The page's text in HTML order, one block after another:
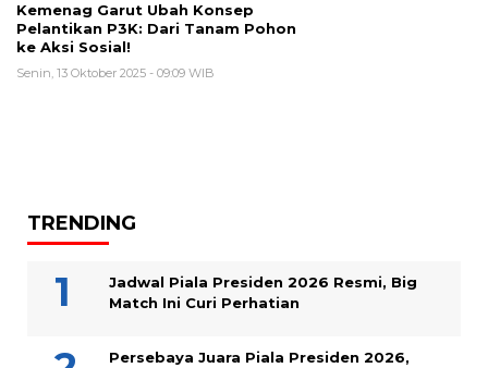
Kemenag Garut Ubah Konsep
Pelantikan P3K: Dari Tanam Pohon
ke Aksi Sosial!
Senin, 13 Oktober 2025 - 09:09 WIB
TRENDING
Jadwal Piala Presiden 2026 Resmi, Big
Match Ini Curi Perhatian
Persebaya Juara Piala Presiden 2026,